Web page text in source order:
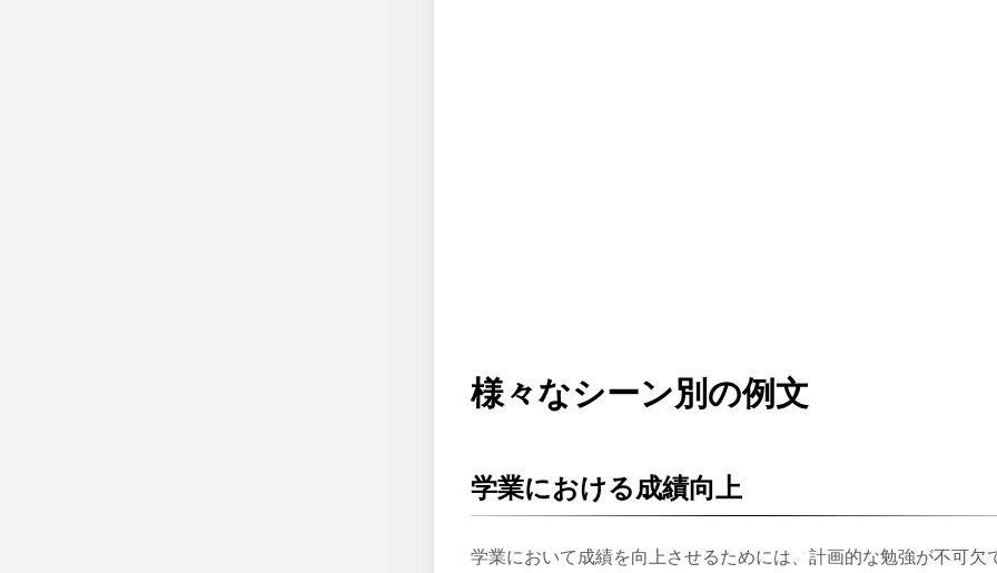
様々なシーン別の例文
学業における成績向上
学業において成績を向上させるためには、計画的な勉強が不可欠